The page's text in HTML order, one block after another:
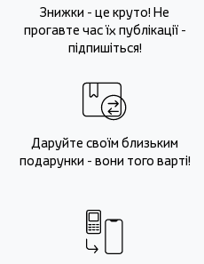
Знижки - це круто! Не
прогавте час їх публікації -
підпишіться!
Даруйте своїм близьким
подарунки - вони того варті!